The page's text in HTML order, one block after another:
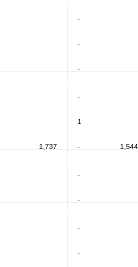
-
-
-
-
1
-
1,737 1,544
-
-
-
-